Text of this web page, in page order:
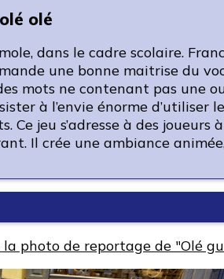
olé
dans le cadre scolaire.
une bonne maitrise du
mots ne contenant pas une
à l’envie énorme
jeu s’adresse à des
Il crée une ambiance
photo de reportage de "Olé